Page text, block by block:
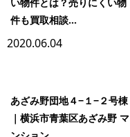
い物件とは？売りにくい物
件も買取相談...
2020.06.04
あざみ野団地４−１−２号棟
｜横浜市青葉区あざみ野 マ